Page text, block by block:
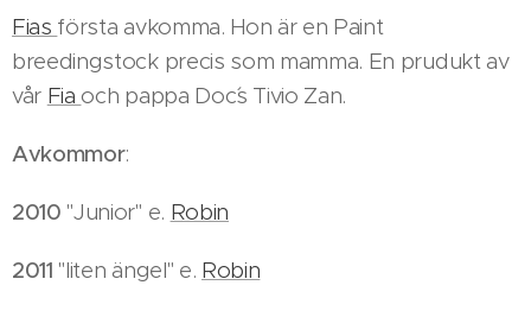
Fias första avkomma. Hon är en Paint
breedingstock precis som mamma. En prudukt av
vår Fia och pappa Doc´s Tivio Zan.
Avkommor:
2010 "Junior" e. Robin
2011 "liten ängel" e. Robin